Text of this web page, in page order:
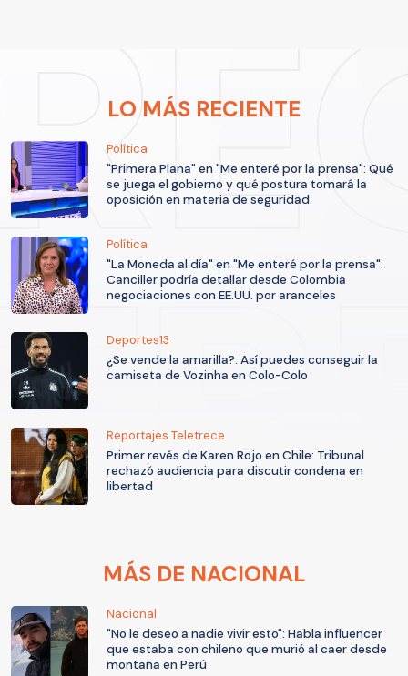
LO MÁS RECIENTE
Política
"Primera Plana" en "Me enteré por la prensa": Qué
se juega el gobierno y qué postura tomará la
oposición en materia de seguridad
Política
"La Moneda al día" en "Me enteré por la prensa":
Canciller podría detallar desde Colombia
negociaciones con EE.UU. por aranceles
Deportes13
¿Se vende la amarilla?: Así puedes conseguir la
camiseta de Vozinha en Colo-Colo
Reportajes Teletrece
Primer revés de Karen Rojo en Chile: Tribunal
rechazó audiencia para discutir condena en
libertad
MÁS DE NACIONAL
Nacional
"No le deseo a nadie vivir esto": Habla influencer
que estaba con chileno que murió al caer desde
montaña en Perú